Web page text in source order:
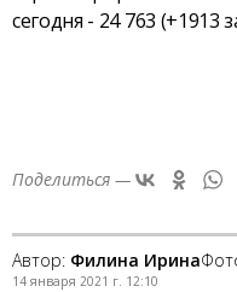
сегодня - 24 763 (+1913
Поделиться —
Автор: Филина Ирина
14 января 2021 г. 12:10